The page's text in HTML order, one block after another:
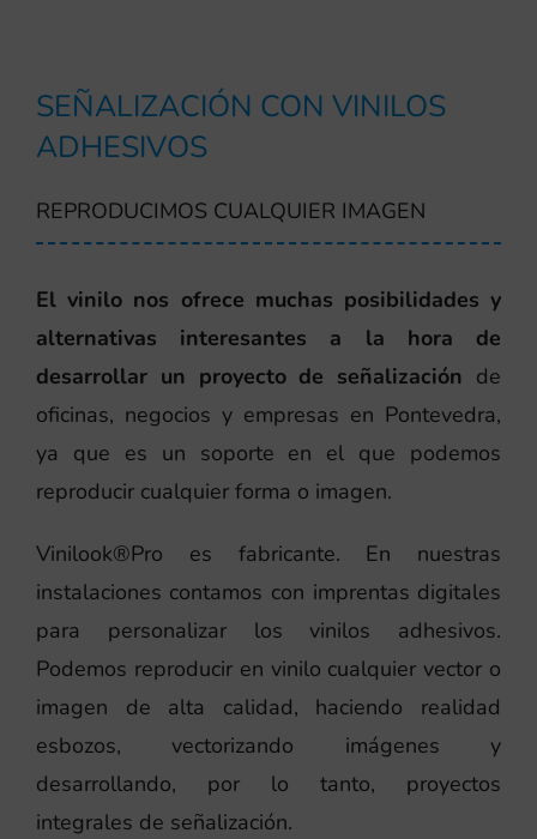
SEÑALIZACIÓN CON VINILOS
ADHESIVOS
REPRODUCIMOS CUALQUIER IMAGEN
El vinilo nos ofrece muchas posibilidades y
alternativas interesantes a la hora de
desarrollar un proyecto de señalización de
oficinas, negocios y empresas en Pontevedra,
ya que es un soporte en el que podemos
reproducir cualquier forma o imagen.
Vinilook®Pro es fabricante. En nuestras
instalaciones contamos con imprentas digitales
para personalizar los vinilos adhesivos.
Podemos reproducir en vinilo cualquier vector o
imagen de alta calidad, haciendo realidad
esbozos, vectorizando imágenes y
desarrollando, por lo tanto, proyectos
integrales de señalización.